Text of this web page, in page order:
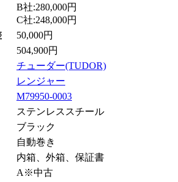
B社:280,000円
C社:248,000円
50,000円
504,900円
チューダー(TUDOR)
レンジャー
M79950-0003
ステンレススチール
ブラック
自動巻き
内箱、外箱、保証書
A※中古